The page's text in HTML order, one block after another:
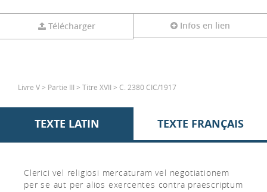
Télécharger Infos en lien
Livre V > Partie III > Titre XVII > C. 2380 CIC/1917
TEXTE LATIN TEXTE FRANÇAIS
Clerici vel religiosi mercaturam vel negotiationem
per se aut per alios exercentes contra praescriptum